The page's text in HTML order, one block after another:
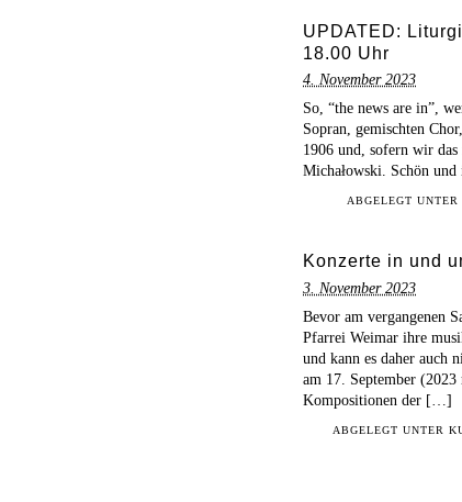
UPDATED:
18.00 Uhr
4. November 2023
So, “the news are in”,
Sopran, gemischten
1906 und, sofern wir
Michałowski. Schön
ABGELEGT
Konzerte in und
3. November 2023
Bevor am vergangenen
Pfarrei Weimar ihre
und kann es daher auch
am 17. September
Kompositionen der […]
ABGELEGT UNTER